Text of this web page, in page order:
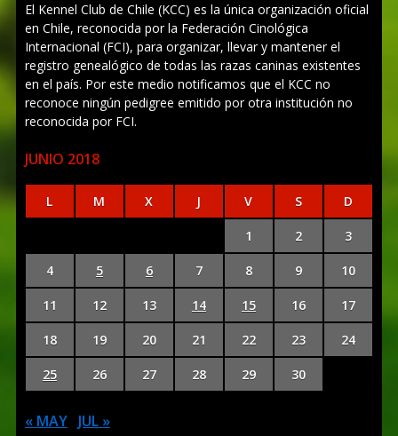
El Kennel Club de Chile (KCC) es la única organización oficial
en Chile, reconocida por la Federación Cinológica
Internacional (FCI), para organizar, llevar y mantener el
registro genealógico de todas las razas caninas existentes
en el país. Por este medio notificamos que el KCC no
reconoce ningún pedigree emitido por otra institución no
reconocida por FCI.
JUNIO 2018
L M X J V S D
1 2 3
4 5 6 7 8 9 10
11 12 13 14 15 16 17
18 19 20 21 22 23 24
25 26 27 28 29 30
« MAY JUL »